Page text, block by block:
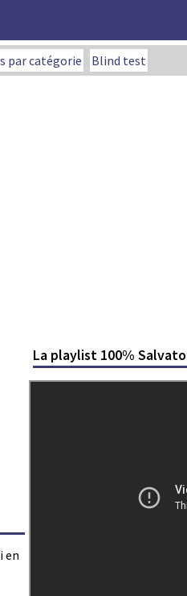
par catégorie Blind test
en
La playlist 100%